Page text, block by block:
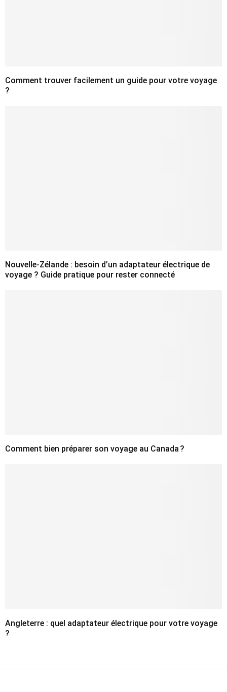
Comment trouver facilement un guide pour votre voyage
?
Nouvelle-Zélande : besoin d’un adaptateur électrique de
voyage ? Guide pratique pour rester connecté
Comment bien préparer son voyage au Canada ?
Angleterre : quel adaptateur électrique pour votre voyage
?